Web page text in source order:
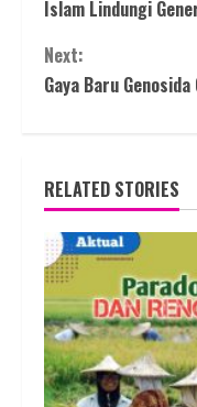
Reading
Islam Lindungi
Next:
Gaya Baru
RELATED STORIES